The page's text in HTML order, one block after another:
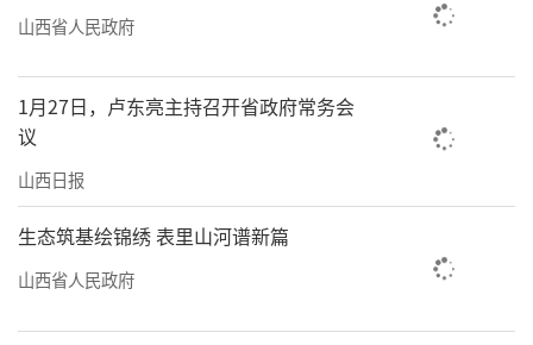
山西省人民政府
1月27日，卢东亮主持召开省政府常务会
议
山西日报
生态筑基绘锦绣 表里山河谱新篇
山西省人民政府